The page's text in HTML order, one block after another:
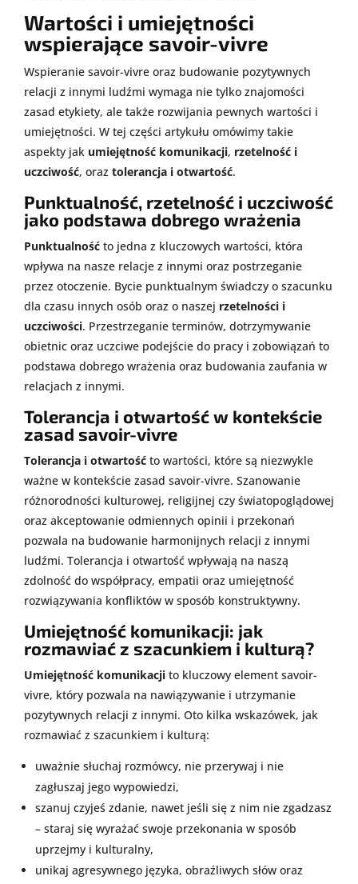
Wartości i umiejętności
wspierające savoir-vivre
Wspieranie savoir-vivre oraz budowanie pozytywnych
relacji z innymi ludźmi wymaga nie tylko znajomości
zasad etykiety, ale także rozwijania pewnych wartości i
umiejętności. W tej części artykułu omówimy takie
aspekty jak umiejętność komunikacji, rzetelność i
uczciwość, oraz tolerancja i otwartość.
Punktualność, rzetelność i uczciwość
jako podstawa dobrego wrażenia
Punktualność to jedna z kluczowych wartości, która
wpływa na nasze relacje z innymi oraz postrzeganie
przez otoczenie. Bycie punktualnym świadczy o szacunku
dla czasu innych osób oraz o naszej rzetelności i
uczciwości. Przestrzeganie terminów, dotrzymywanie
obietnic oraz uczciwe podejście do pracy i zobowiązań to
podstawa dobrego wrażenia oraz budowania zaufania w
relacjach z innymi.
Tolerancja i otwartość w kontekście
zasad savoir-vivre
Tolerancja i otwartość to wartości, które są niezwykle
ważne w kontekście zasad savoir-vivre. Szanowanie
różnorodności kulturowej, religijnej czy światopoglądowej
oraz akceptowanie odmiennych opinii i przekonań
pozwala na budowanie harmonijnych relacji z innymi
ludźmi. Tolerancja i otwartość wpływają na naszą
zdolność do współpracy, empatii oraz umiejętność
rozwiązywania konfliktów w sposób konstruktywny.
Umiejętność komunikacji: jak
rozmawiać z szacunkiem i kulturą?
Umiejętność komunikacji to kluczowy element savoir-
vivre, który pozwala na nawiązywanie i utrzymanie
pozytywnych relacji z innymi. Oto kilka wskazówek, jak
rozmawiać z szacunkiem i kulturą:
uważnie słuchaj rozmówcy, nie przerywaj i nie
zagłuszaj jego wypowiedzi,
szanuj czyjeś zdanie, nawet jeśli się z nim nie zgadzasz
– staraj się wyrażać swoje przekonania w sposób
uprzejmy i kulturalny,
unikaj agresywnego języka, obraźliwych słów oraz